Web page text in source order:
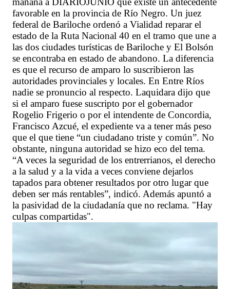
favorable en la provincia de Río Negro. Un juez
federal de Bariloche ordenó a Vialidad reparar el
estado de la Ruta Nacional 40 en el tramo que une a
las dos ciudades turísticas de Bariloche y El Bolsón
se encontraba en estado de abandono. La diferencia
es que el recurso de amparo lo suscribieron las
autoridades provinciales y locales. En Entre Ríos
nadie se pronuncio al respecto. Laquidara dijo que
si el amparo fuese suscripto por el gobernador
Rogelio Frigerio o por el intendente de Concordia,
Francisco Azcué, el expediente va a tener más peso
que el que tiene “un ciudadano triste y común”. No
obstante, ninguna autoridad se hizo eco del tema.
“A veces la seguridad de los entrerrianos, el derecho
a la salud y a la vida a veces conviene dejarlos
tapados para obtener resultados por otro lugar que
deben ser más rentables”, indicó. Además apuntó a
la pasividad de la ciudadanía que no reclama. "Hay
culpas compartidas".